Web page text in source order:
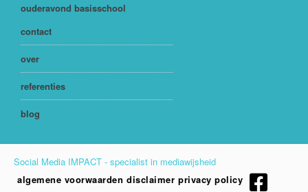
ouderavond basisschool
contact
over
referenties
blog
Social Media IMPACT - specialist in mediawijsheid
algemene voorwaarden disclaimer privacy policy